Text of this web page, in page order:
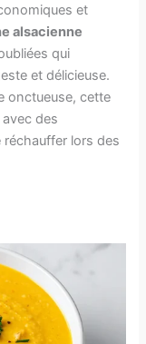
et
alsacienne
qui
et délicieuse.
onctueuse, cette
des
lors des